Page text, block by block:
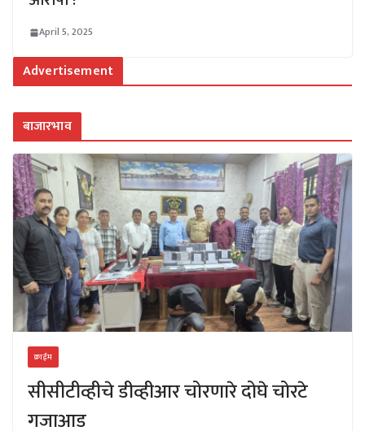
April 5, 2025
Advertisement
बाजारभाव
क्राईम
सीसीटीव्हीचे डीव्हीआर चोरणारे दोघे चोरटे
गजाआड